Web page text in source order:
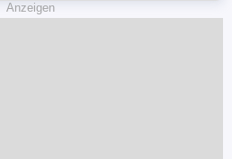
Anzeigen